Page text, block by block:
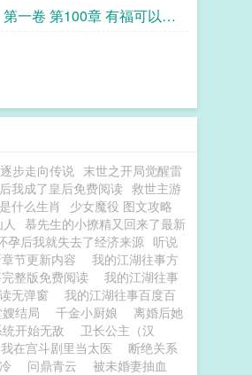
第一卷 第100章 有福可以不
步走向传说 末世之开局觉醒雷
我成了皇后免费阅读 救世主游
什么生肖
少女魔役 图文攻略
慕先生的小撩精又回来了最新
孕后我就失去了经济来源 听说
节更新内容
我的江湖往事方
整版免费阅读
我的江湖往事
无弹窗
我的江湖往事百度百
结局 千金小厨娘
离婚后她
开始无敌
卫长公主（汉
我在宫斗剧里当太医
断绝关系
问鼎青云
被未婚妻抽血